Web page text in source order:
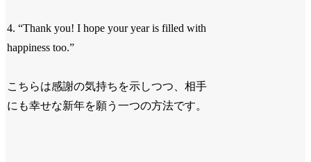
4. “Thank you! I hope your year is filled with
happiness too.”
こちらは感謝の気持ちを示しつつ、相手
にも幸せな新年を願う一つの方法です。